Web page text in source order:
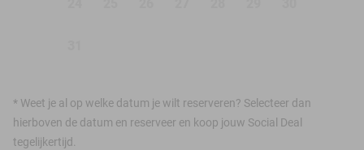
* Weet je al op welke datum je wilt reserveren? Selecteer dan
hierboven de datum en reserveer en koop jouw Social Deal
tegelijkertijd.